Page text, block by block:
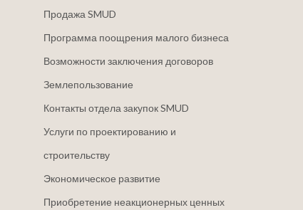
Продажа SMUD
Программа поощрения малого бизнеса
Возможности заключения договоров
Землепользование
Контакты отдела закупок SMUD
Услуги по проектированию и
строительству
Экономическое развитие
Приобретение неакционерных ценных